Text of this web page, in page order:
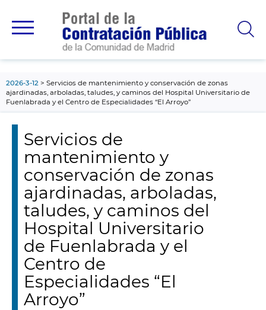
principal
2026-3-12
Servicios de mantenimiento y conservación de zonas
ajardinadas, arboladas, taludes, y caminos del Hospital Universitario de
Fuenlabrada y el Centro de Especialidades “El Arroyo”
Servicios de
mantenimiento y
conservación de zonas
ajardinadas, arboladas,
taludes, y caminos del
Hospital Universitario
de Fuenlabrada y el
Centro de
Especialidades “El
Arroyo”